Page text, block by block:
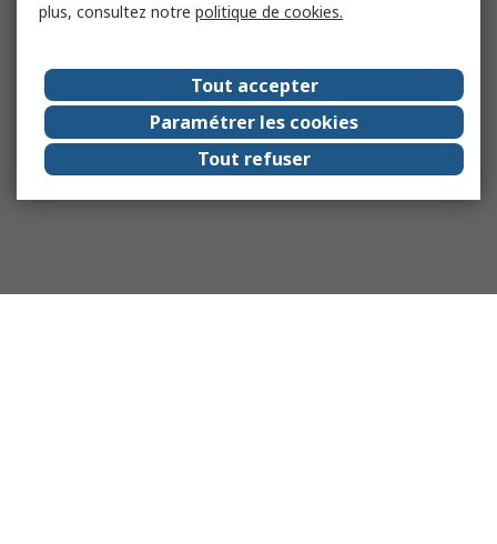
plus, consultez notre politique de cookies.
Tout accepter
Paramétrer les cookies
Tout refuser